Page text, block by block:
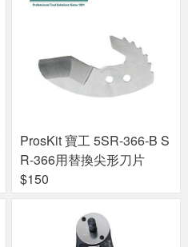
ProsKit 寶工 5SR-366-B S
R-366用替換尖形刀片
$150